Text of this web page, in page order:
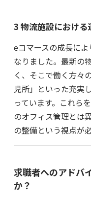
3 物流施設における
eコマースの成長に
なりました。最新の
く、そこで働く方々
児所」といった充実
っています。これら
のオフィス管理とは
の整備という視点が
求職者へのアドバ
か？